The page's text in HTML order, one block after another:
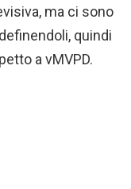
ma ci sono
quindi
a vMVPD.